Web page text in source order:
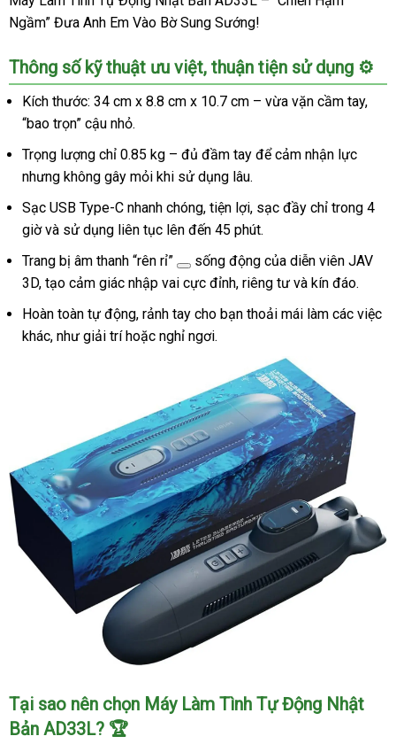
Tự
AD33L
10
Chế
Độ
Thụt
Kích
Nam
Nhật
Bản
Ngầm” Đưa Anh Em Vào Bờ Sung Sướng!
Thông số kỹ thuật ưu việt, thuận tiện sử dụng ⚙️
Kích thước: 34 cm x 8.8 cm x 10.7 cm – vừa vặn cầm tay,
“bao trọn” cậu nhỏ.
Trọng lượng chỉ 0.85 kg – đủ đầm tay để cảm nhận lực
nhưng không gây mỏi khi sử dụng lâu.
Sạc USB Type-C nhanh chóng, tiện lợi, sạc đầy chỉ trong 4
giờ và sử dụng liên tục lên đến 45 phút.
Trang bị âm thanh “rên rỉ”
sống động của diễn viên JAV
3D, tạo cảm giác nhập vai cực đỉnh, riêng tư và kín đáo.
Hoàn toàn tự động, rảnh tay cho bạn thoải mái làm các việc
khác, như giải trí hoặc nghỉ ngơi.
Tự
Động
Tại sao nên chọn Máy Làm Tình Tự Động Nhật
Bản AD33L? 🏆